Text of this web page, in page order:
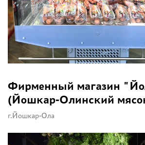
Фирменный магазин
(Йошкар-Олинский
г.Йошкар-Ола